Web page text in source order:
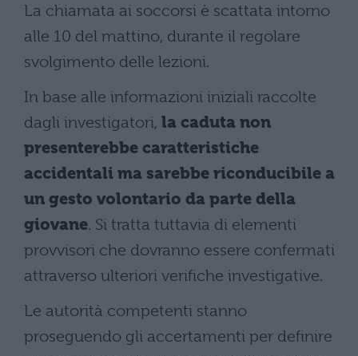
La chiamata ai soccorsi è scattata intorno
alle 10 del mattino, durante il regolare
svolgimento delle lezioni.
In base alle informazioni iniziali raccolte
dagli investigatori, la caduta non
presenterebbe caratteristiche
accidentali ma sarebbe riconducibile a
un gesto volontario da parte della
giovane. Si tratta tuttavia di elementi
provvisori che dovranno essere confermati
attraverso ulteriori verifiche investigative.
Le autorità competenti stanno
proseguendo gli accertamenti per definire